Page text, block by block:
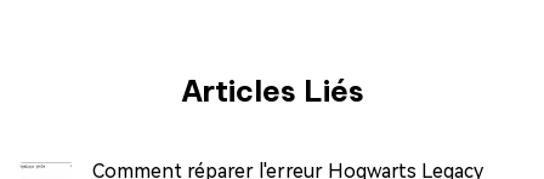
Articles Liés
Comment réparer l'erreur Hogwarts Legacy